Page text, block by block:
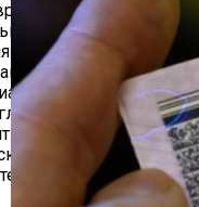
NASA и Blue
выработки
возможных дат
источника,
приходится на
достаточно
условия
раз в 26
нескольких